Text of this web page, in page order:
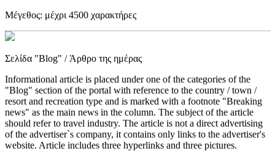
Μέγεθος: μέχρι 4500 χαρακτήρες
Σελίδα "Blog" / Άρθρο της ημέρας
Informational article is placed under one of the categories of the
"Blog" section of the portal with reference to the country / town /
resort and recreation type and is marked with a footnote "Breaking
news" as the main news in the column. The subject of the article
should refer to travel industry. The article is not a direct advertising
of the advertiser`s company, it contains only links to the advertiser's
website. Article includes three hyperlinks and three pictures.